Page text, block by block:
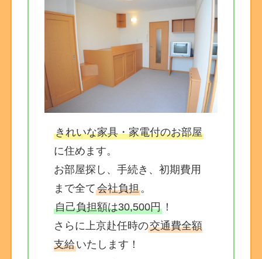
きれいな家具・家電付のお部屋
に住めます。
お部屋探し、手続き、初期費用
まで全て会社負担。
自己負担額は30,500円！
さらに上京赴任時の交通費全額
支給いたします！